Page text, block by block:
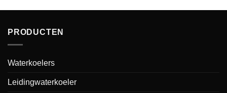
PRODUCTEN
Waterkoelers
Leidingwaterkoeler